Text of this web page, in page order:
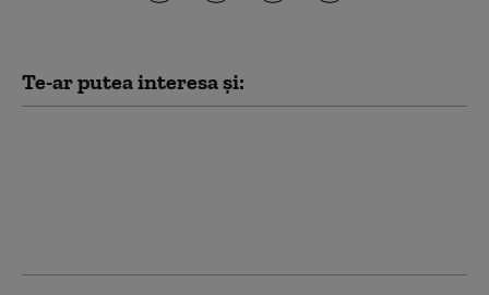
Te-ar putea interesa și: